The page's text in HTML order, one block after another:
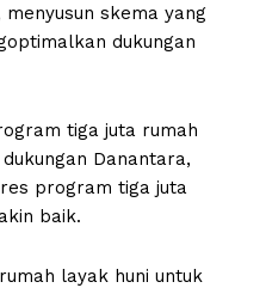
menyusun skema yang
dukungan
tiga juta rumah
Danantara,
program tiga juta
baik.
layak huni untuk